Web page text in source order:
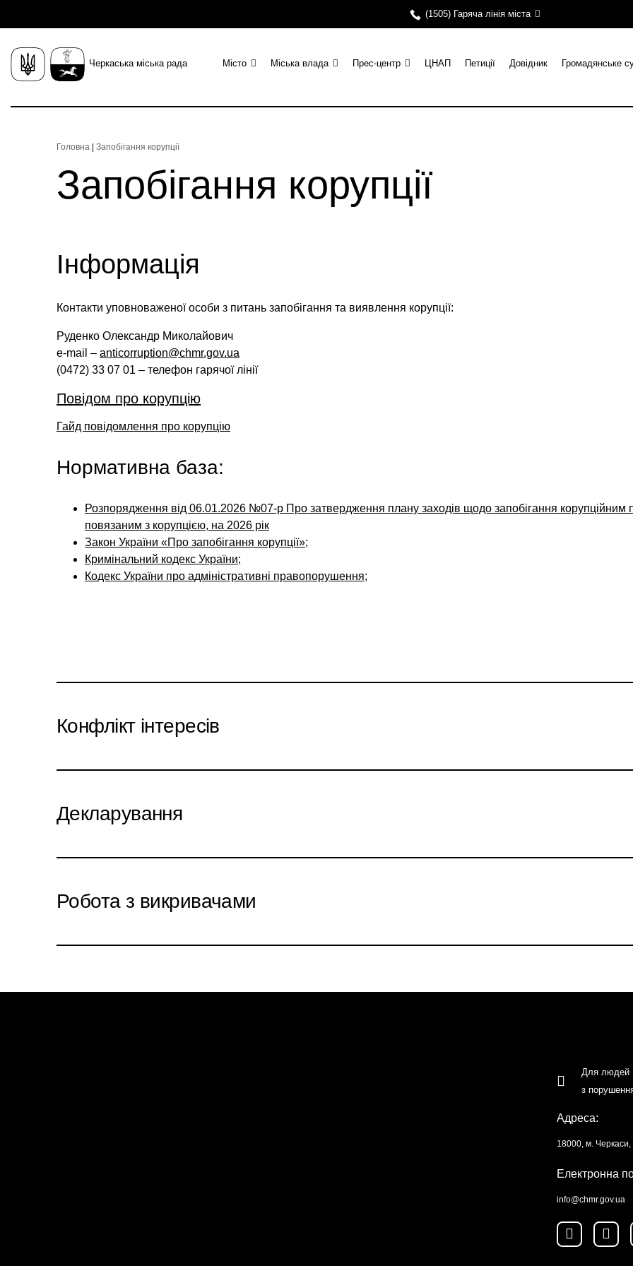
(1505) Гаряча лінія міста
Черкаська міська рада Місто Міська влада Прес-центр ЦНАП Петиції Довідник Громадянське
Головна Запобігання корупції
Запобігання корупції
Інформація
Контакти уповноваженої особи з питань запобігання та виявлення корупції:
Руденко Олександр Миколайович
e-mail – anticorruption@chmr.gov.ua
(0472) 33 07 01 – телефон гарячої лінії
Повідом про корупцію
Гайд повідомлення про корупцію
Нормативна база:
Розпорядження від 06.01.2026 №07-р Про затвердження плану заходів щодо запобігання
повязаним з корупцією, на 2026 рік
Закон України «Про запобігання корупції»;
Кримінальний кодекс України;
Кодекс України про адміністративні правопорушення;
Конфлікт інтересів
Декларування
Робота з викривачами
Для людей
з
Адреса:
18000, м.
Електронна
info@chmr.gov.ua